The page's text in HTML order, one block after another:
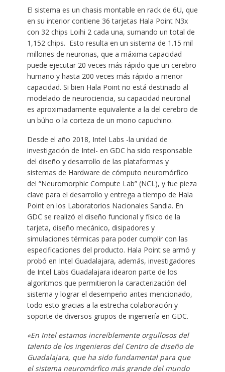
El sistema es un chasis montable en rack de 6U, que
en su interior contiene 36 tarjetas Hala Point N3x
con 32 chips Loihi 2 cada una, sumando un total de
1,152 chips. Esto resulta en un sistema de 1.15 mil
millones de neuronas, que a máxima capacidad
puede ejecutar 20 veces más rápido que un cerebro
humano y hasta 200 veces más rápido a menor
capacidad. Si bien Hala Point no está destinado al
modelado de neurociencia, su capacidad neuronal
es aproximadamente equivalente a la del cerebro de
un búho o la corteza de un mono capuchino.
Desde el año 2018, Intel Labs -la unidad de
investigación de Intel- en GDC ha sido responsable
del diseño y desarrollo de las plataformas y
sistemas de Hardware de cómputo neuromórfico
del “Neuromorphic Compute Lab” (NCL), y fue pieza
clave para el desarrollo y entrega a tiempo de Hala
Point en los Laboratorios Nacionales Sandia. En
GDC se realizó el diseño funcional y físico de la
tarjeta, diseño mecánico, disipadores y
simulaciones térmicas para poder cumplir con las
especificaciones del producto. Hala Point se armó y
probó en Intel Guadalajara, además, investigadores
de Intel Labs Guadalajara idearon parte de los
algoritmos que permitieron la caracterización del
sistema y lograr el desempeño antes mencionado,
todo esto gracias a la estrecha colaboración y
soporte de diversos grupos de ingeniería en GDC.
«En Intel estamos increíblemente orgullosos del
talento de los ingenieros del Centro de diseño de
Guadalajara, que ha sido fundamental para que
el sistema neuromórfico más grande del mundo